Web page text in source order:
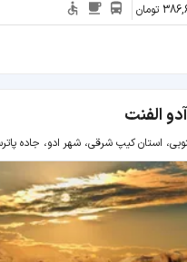
تومان
الفنت
استان کیپ شرقی، شهر ادو، جاده